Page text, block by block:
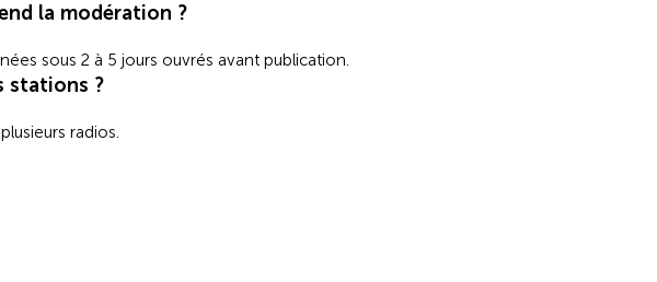
la modération ?
sous 2 à 5 jours ouvrés avant publication.
stations ?
radios.